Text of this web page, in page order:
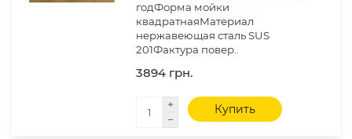
годФорма мойки
квадратнаяМатериал
нержавеющая сталь SUS
201Фактура повер..
3894 грн.
Купить